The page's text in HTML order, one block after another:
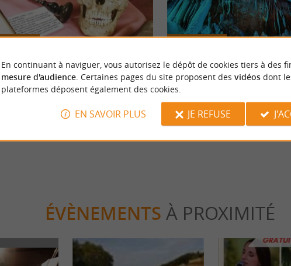
de la médecine de Hautefort
La Grotte de Tourtoirac, une
6,3 km - Tourtoirac
Familiale
ÉVÈNEMENTS À PROXIMITÉ
En continuant à naviguer, vous autorisez le dépôt de cookies tiers à des
mesure d'audience. Certaines pages du site proposent des vidéosdont
plateformes déposent également des cookies.
EN SAVOIR PLUS JE REFUSE